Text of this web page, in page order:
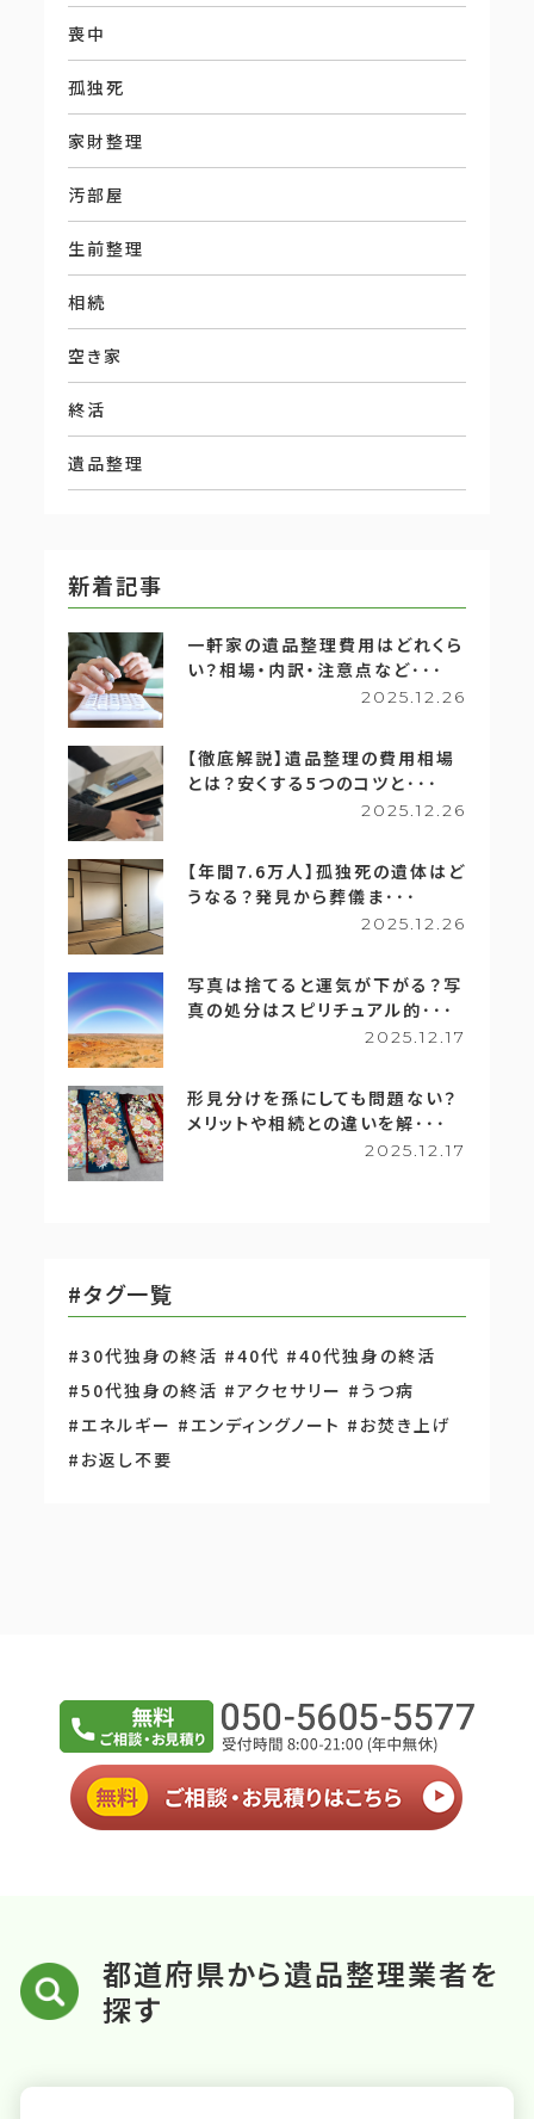
喪中
孤独死
家財整理
汚部屋
生前整理
相続
空き家
終活
遺品整理
新着記事
一軒家の遺品整理費用はどれくら
い？相場・内訳・注意点など･･･
2025.12.26
【徹底解説】遺品整理の費用相場
とは？安くする5つのコツと･･･
2025.12.26
【年間7.6万人】孤独死の遺体はど
うなる？発見から葬儀ま･･･
2025.12.26
写真は捨てると運気が下がる？写
真の処分はスピリチュアル的･･･
2025.12.17
形見分けを孫にしても問題ない？
メリットや相続との違いを解･･･
2025.12.17
#タグ一覧
#30代独身の終活 #40代 #40代独身の終活
#50代独身の終活 #アクセサリー #うつ病
#エネルギー #エンディングノート #お焚き上げ
#お返し不要
都道府県から遺品整理業者を
探す